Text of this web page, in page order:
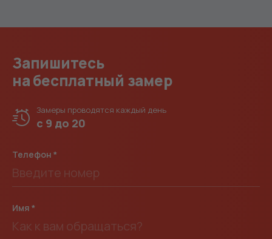
Запишитесь
на бесплатный замер
Замеры проводятся каждый день
с 9 до 20
Телефон
Имя